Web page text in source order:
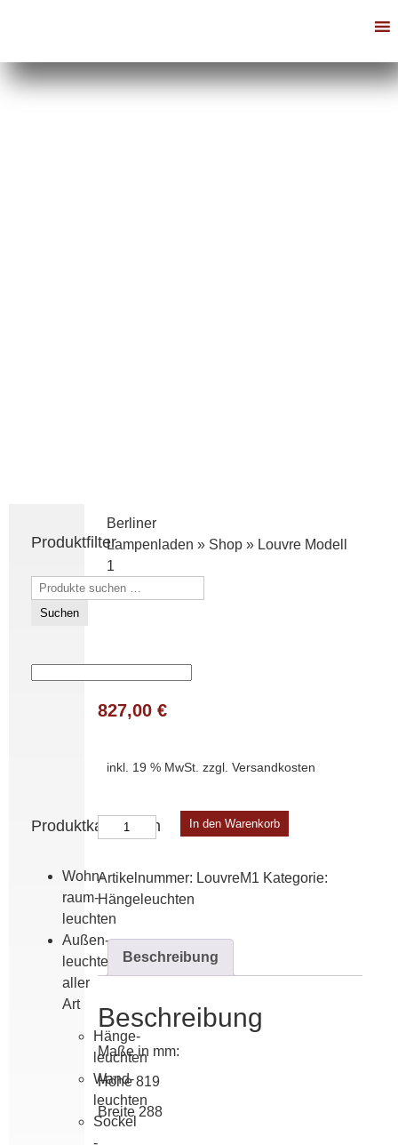
Produktfilter
Suchen
nach:
Suchen
Produktkategorien
Wohn­
raum­
leuchten
Außen­
leuchten
aller
Art
Hänge­
leuchten
Wand­
leuchten
Sockel
Berliner
Lampenladen » Shop» Louvre Modell
1
827,00 €
inkl. 19 % MwSt. zzgl. Versandkosten
Louvre
Modell
Menge
In den Warenkorb
Artikelnummer: LouvreM1 Kategorie:
Hänge­leuchten
Beschreibung
Beschreibung
Maße in mm:
Höhe 819
Breite 288